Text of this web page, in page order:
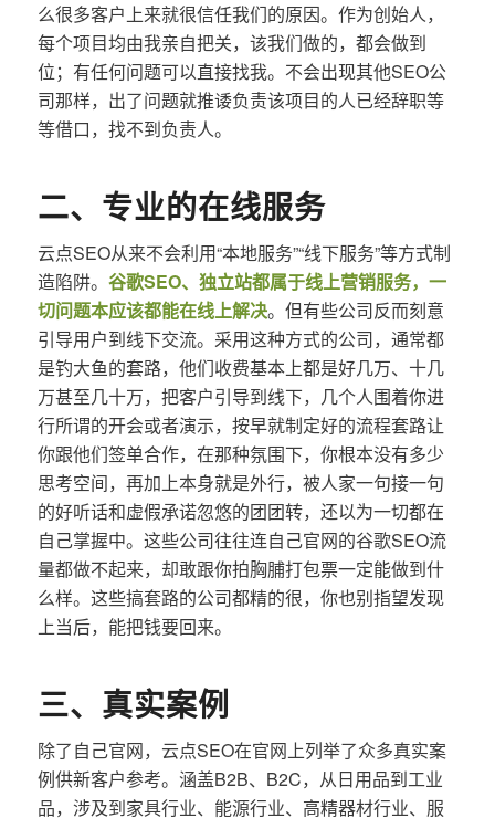
么很多客户上来就很信任我们的原因。作为创始人，
每个项目均由我亲自把关，该我们做的，都会做到
位；有任何问题可以直接找我。不会出现其他SEO公
司那样，出了问题就推诿负责该项目的人已经辞职等
等借口，找不到负责人。
二、专业的在线服务
云点SEO从来不会利用“本地服务”“线下服务”等方式制
造陷阱。 谷歌SEO、独立站都属于线上营销服务，一
切问题本应该都能在线上解决。但有些公司反而刻意
引导用户到线下交流。采用这种方式的公司，通常都
是钓大鱼的套路，他们收费基本上都是好几万、十几
万甚至几十万，把客户引导到线下，几个人围着你进
行所谓的开会或者演示，按早就制定好的流程套路让
你跟他们签单合作，在那种氛围下，你根本没有多少
思考空间，再加上本身就是外行，被人家一句接一句
的好听话和虚假承诺忽悠的团团转，还以为一切都在
自己掌握中。这些公司往往连自己官网的谷歌SEO流
量都做不起来，却敢跟你拍胸脯打包票一定能做到什
么样。这些搞套路的公司都精的很，你也别指望发现
上当后，能把钱要回来。
三、真实案例
除了自己官网，云点SEO在官网上列举了众多真实案
例供新客户参考。涵盖B2B、B2C，从日用品到工业
品，涉及到家具行业、能源行业、高精器材行业、服